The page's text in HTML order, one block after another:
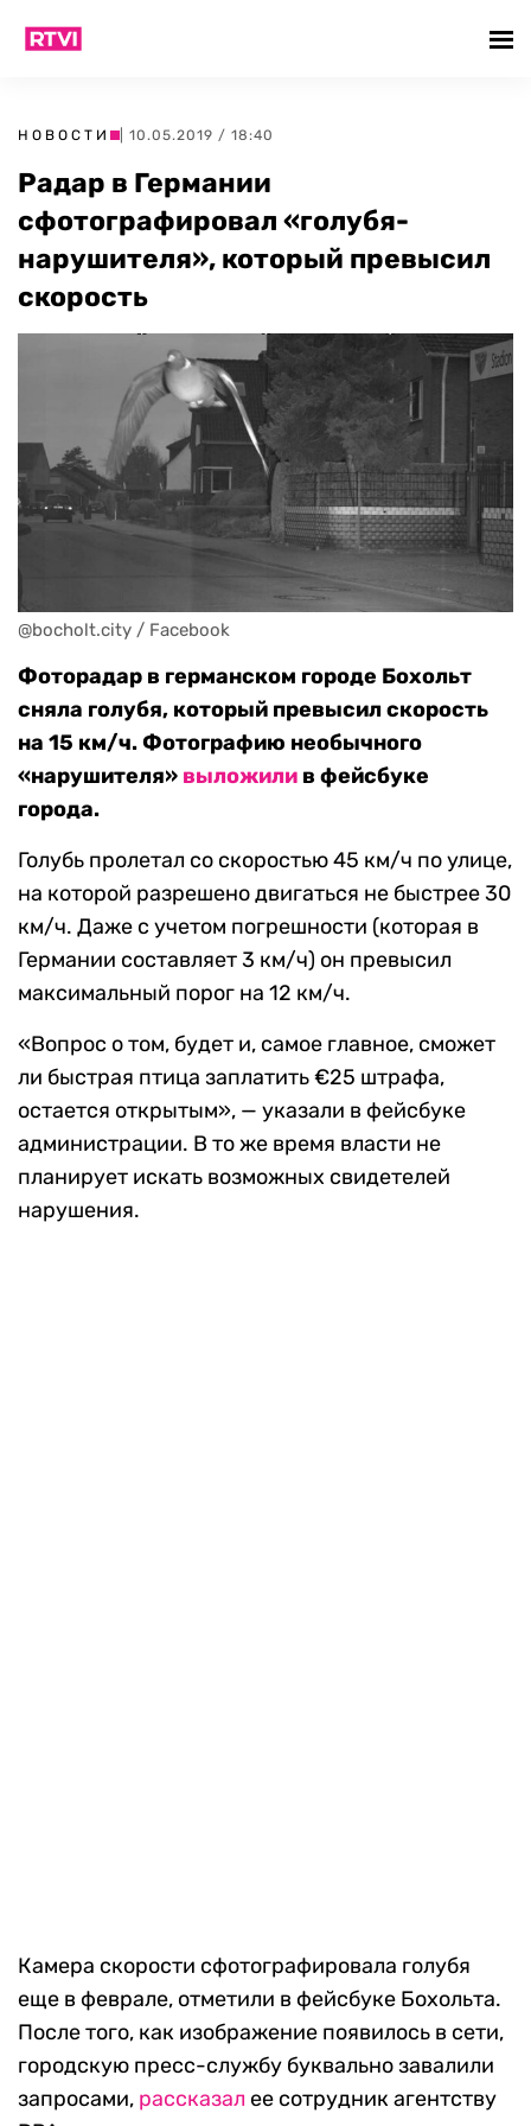
НОВОСТИ | 10.05.2019 / 18:40
Радар в Германии
сфотографировал «голубя-
нарушителя», который превысил
скорость
@bocholt.city / Facebook
Фоторадар в германском городе Бохольт
сняла голубя, который превысил скорость
на 15 км/ч. Фотографию необычного
«нарушителя» выложили в фейсбуке
города.
Голубь пролетал со скоростью 45 км/ч по улице,
на которой разрешено двигаться не быстрее 30
км/ч. Даже с учетом погрешности (которая в
Германии составляет 3 км/ч) он превысил
максимальный порог на 12 км/ч.
«Вопрос о том, будет и, самое главное, сможет
ли быстрая птица заплатить €25 штрафа,
остается открытым», — указали в фейсбуке
администрации. В то же время власти не
планирует искать возможных свидетелей
нарушения.
Камера скорости сфотографировала голубя
еще в феврале, отметили в фейсбуке Бохольта.
После того, как изображение появилось в сети,
городскую пресс-службу буквально завалили
запросами, рассказал ее сотрудник агентству